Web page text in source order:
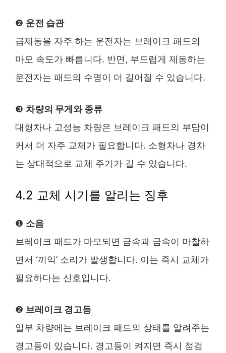
❷ 운전 습관
급제동을 자주 하는 운전자는 브레이크 패드의
마모 속도가 빠릅니다. 반면, 부드럽게 제동하는
운전자는 패드의 수명이 더 길어질 수 있습니다.
❸ 차량의 무게와 종류
대형차나 고성능 차량은 브레이크 패드의 부담이
커서 더 자주 교체가 필요합니다. 소형차나 경차
는 상대적으로 교체 주기가 길 수 있습니다.
4.2 교체 시기를 알리는 징후
❶ 소음
브레이크 패드가 마모되면 금속과 금속이 마찰하
면서 ‘끼익’ 소리가 발생합니다. 이는 즉시 교체가
필요하다는 신호입니다​.
❷ 브레이크 경고등
일부 차량에는 브레이크 패드의 상태를 알려주는
경고등이 있습니다. 경고등이 켜지면 즉시 점검